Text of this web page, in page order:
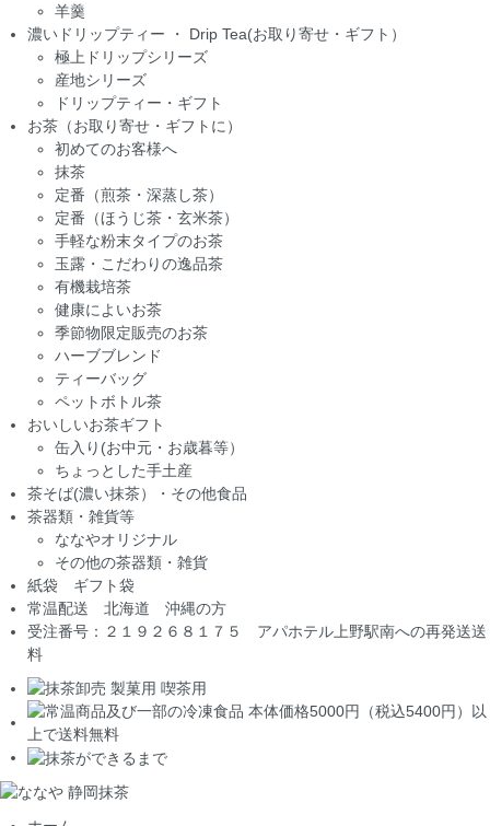
羊羹
濃いドリップティー ・ Drip Tea(お取り寄せ・ギフト）
極上ドリップシリーズ
産地シリーズ
ドリップティー・ギフト
お茶（お取り寄せ・ギフトに）
初めてのお客様へ
抹茶
定番（煎茶・深蒸し茶）
定番（ほうじ茶・玄米茶）
手軽な粉末タイプのお茶
玉露・こだわりの逸品茶
有機栽培茶
健康によいお茶
季節物限定販売のお茶
ハーブブレンド
ティーバッグ
ペットボトル茶
おいしいお茶ギフト
缶入り(お中元・お歳暮等）
ちょっとした手土産
茶そば(濃い抹茶）・その他食品
茶器類・雑貨等
ななやオリジナル
その他の茶器類・雑貨
紙袋 ギフト袋
常温配送 北海道 沖縄の方
受注番号：２１９２６８１７５ アパホテル上野駅南への再発送送
料